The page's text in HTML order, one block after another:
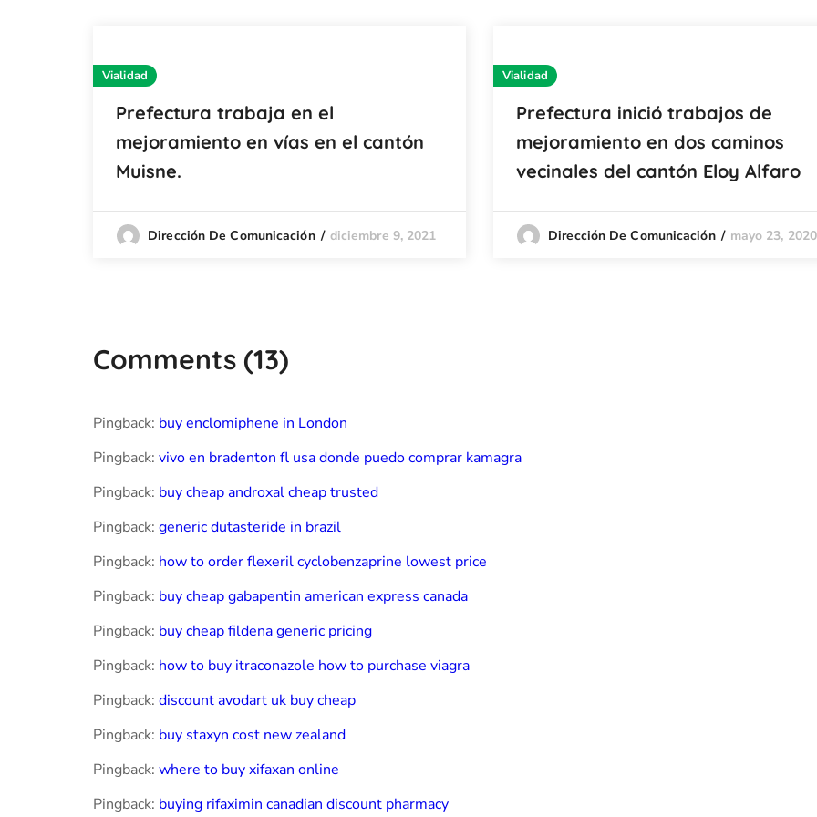
Vialidad
Prefectura trabaja en el
mejoramiento en vías en el cantón
Muisne.
Dirección De Comunicación diciembre 9, 2021
Vialidad
Prefectura inició trabajos de
mejoramiento en dos caminos
vecinales del cantón Eloy Alfaro
Dirección De Comunicación mayo 23, 2020
Comments (13)
Pingback: buy enclomiphene in London
Pingback: vivo en bradenton fl usa donde puedo comprar kamagra
Pingback: buy cheap androxal cheap trusted
Pingback: generic dutasteride in brazil
Pingback: how to order flexeril cyclobenzaprine lowest price
Pingback: buy cheap gabapentin american express canada
Pingback: buy cheap fildena generic pricing
Pingback: how to buy itraconazole how to purchase viagra
Pingback: discount avodart uk buy cheap
Pingback: buy staxyn cost new zealand
Pingback: where to buy xifaxan online
Pingback: buying rifaximin canadian discount pharmacy